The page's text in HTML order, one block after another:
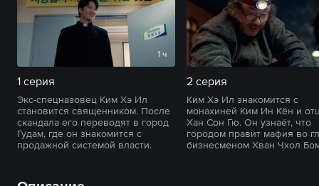
1 ч
1 серия
Экс-спецназовец Ким Хэ Ил
становится священником. После
скандала его переводят в город
Гудам, где он знакомится с
продажной системой власти.
2 серия
Ким Хэ Ил знакомится с
монахиней Ким Ин Кён и
Хан Сон Гю. Он узнаёт, что
городом правит мафия во
бизнесменом Хван Чхол